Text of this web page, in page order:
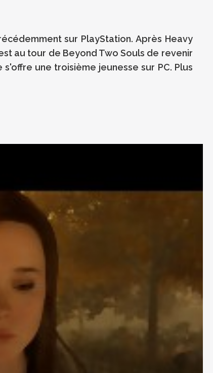
sur PlayStation. Après Heavy
au tour de Beyond Two Souls de revenir
une troisième jeunesse sur PC. Plus